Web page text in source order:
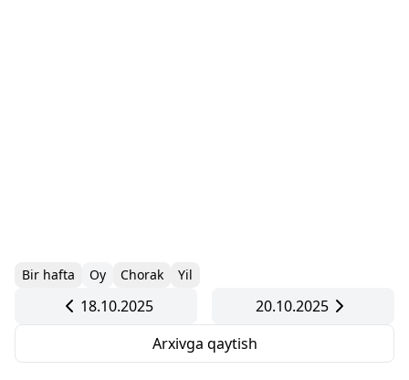
Bir hafta Oy Chorak Yil
18.10.2025
20.10.2025
Arxivga qaytish